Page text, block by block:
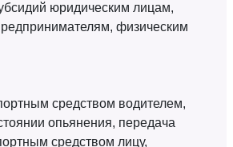
юридическим лицам,
физическим
средством водителем,
опьянения, передача
средством лицу,